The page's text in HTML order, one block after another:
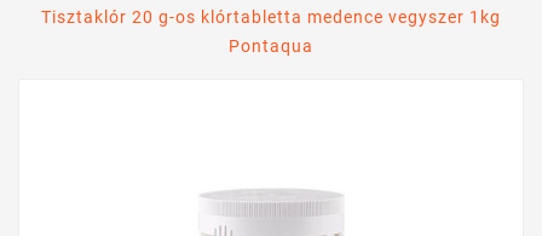
Tisztaklór 20 g-os klórtabletta medence vegyszer 1kg
Pontaqua